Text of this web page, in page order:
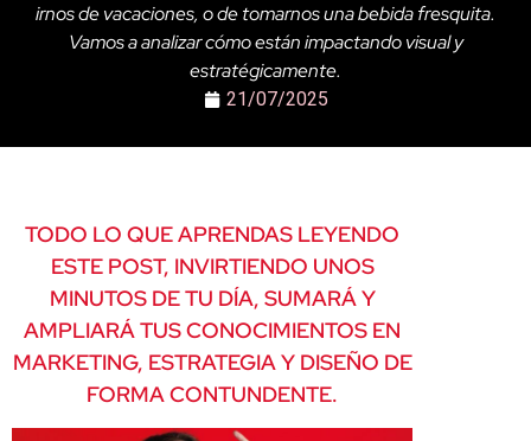
irnos de vacaciones, o de tomarnos una bebida fresquita.
Vamos a analizar cómo están impactando visual y
estratégicamente.
21/07/2025
TODO LO QUE APRENDAS LEYENDO
ESTE POST, INVIRTIENDO UNOS
MINUTOS DE TU DÍA, SUMARÁ Y
AMPLIARÁ TUS CONOCIMIENTOS EN
MARKETING, ESTRATEGIA Y DISEÑO DE
FORMA CONTUNDENTE.